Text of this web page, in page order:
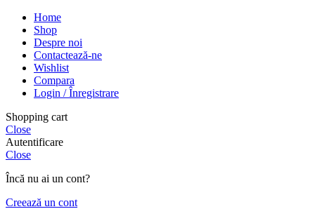
Home
Shop
Despre noi
Contactează-ne
Wishlist
Compara
Login / Înregistrare
Shopping cart
Close
Autentificare
Close
Încă nu ai un cont?
Creează un cont